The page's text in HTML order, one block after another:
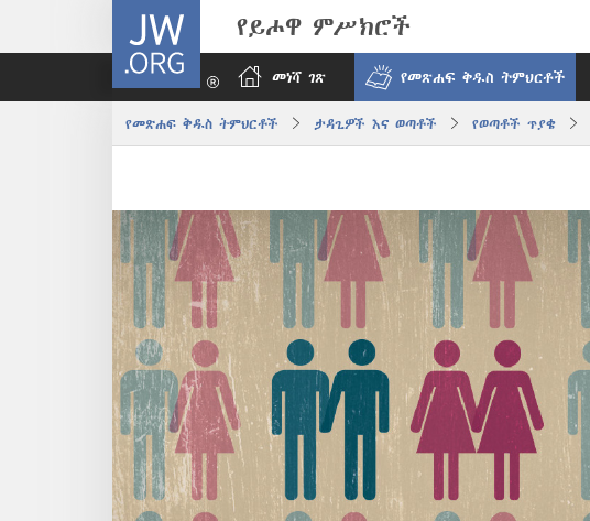
JW.ORG የይሖዋ ምሥክሮች
መነሻ ገጽ የመጽሐፍ ቅዱስ ትምህርቶች
የመጽሐፍ ቅዱስ ትምህርቶች ታዳጊዎች እና ወጣቶች የወጣቶች ጥያቄ